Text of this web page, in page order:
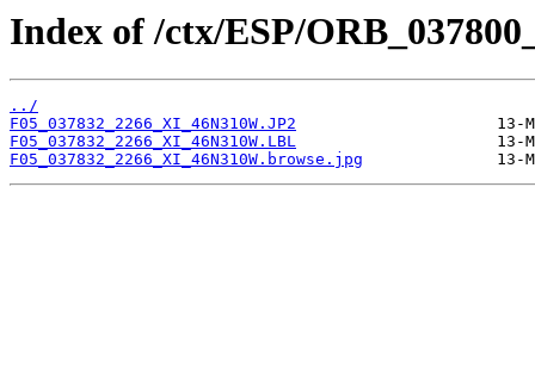
Index of /ctx/ESP/
../
F05_037832_2266_XI_46N310W.JP2
F05_037832_2266_XI_46N310W.LBL
F05_037832_2266_XI_46N310W.browse.jpg